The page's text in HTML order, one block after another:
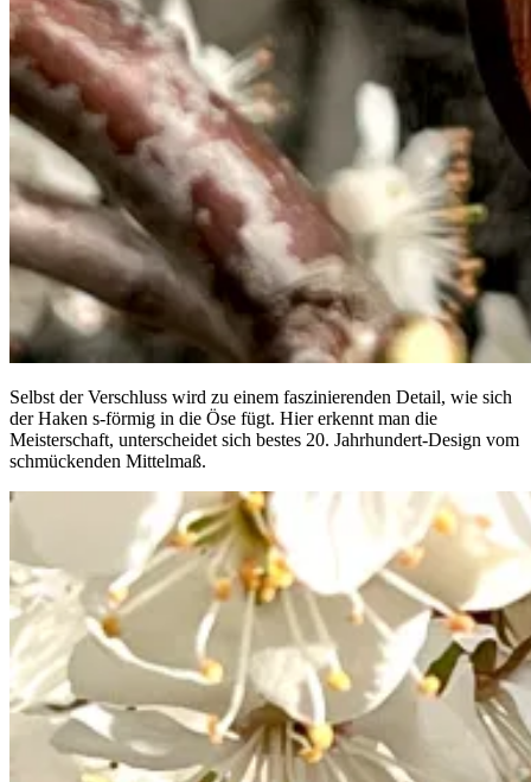
Selbst der Verschluss wird zu einem faszinierenden Detail, wie sich
der Haken s-förmig in die Öse fügt. Hier erkennt man die
Meisterschaft, unterscheidet sich bestes 20. Jahrhundert-Design vom
schmückenden Mittelmaß.